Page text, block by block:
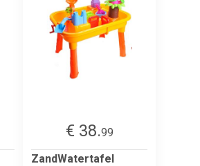
€ 38.99
ZandWatertafel